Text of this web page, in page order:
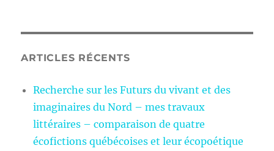
ARTICLES RÉCENTS
Recherche sur les Futurs du vivant et des
imaginaires du Nord – mes travaux
littéraires – comparaison de quatre
écofictions québécoises et leur écopoétique